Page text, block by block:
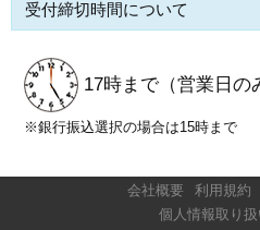
受付締切時間について
17時まで （営業日の
※銀行振込選択の場合は15時まで
会社概要 利用規約
個人情報取り